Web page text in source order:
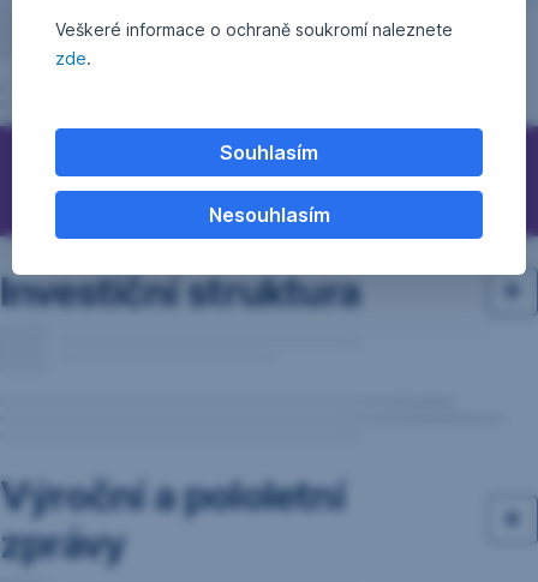
Otázky, podněty, nápady?
Investiční struktura
Výroční a pololetní
zprávy
Veškeré informace o ochraně soukromí naleznete
zde.
Souhlasím
Nesouhlasím